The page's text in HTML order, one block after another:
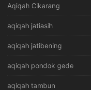
Aqiqah Cikarang
aqiqah jatiasih
aqiqah jatibening
aqiqah pondok gede
aqiqah tambun